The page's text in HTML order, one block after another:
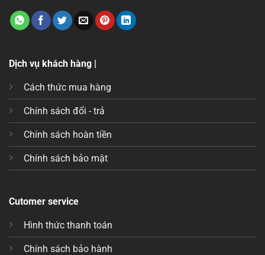
Dịch vụ khách hàng |
Cách thức mua hàng
Chính sách đổi - trả
Chính sách hoàn tiền
Chính sách bảo mật
Cutomer service
Hình thức thanh toán
Chính sách bảo hành